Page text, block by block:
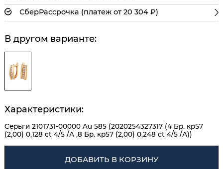
СберРассрочка (платеж от 20 304 ₽)
В другом варианте:
Характеристики:
Серьги 2101731-00000 Au 585 (2020254327317 (4 Бр. кр57
(2,00) 0,128 ct 4/5 /А ,8 Бр. кр57 (2,00) 0,248 ct 4/5 /А))
ДОБАВИТЬ В КОРЗИНУ